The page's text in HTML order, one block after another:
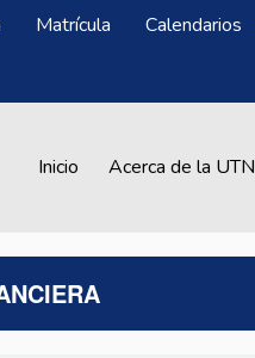
Matrícula Calendarios
Main navigation
Inicio Acerca de la UTN